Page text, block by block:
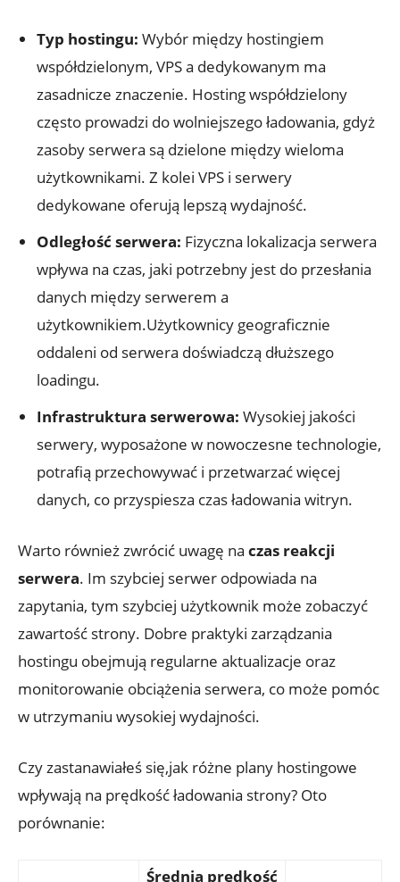
Typ hostingu: Wybór między hostingiem
współdzielonym, VPS a dedykowanym ma
zasadnicze znaczenie. Hosting współdzielony
często prowadzi do wolniejszego ładowania, gdyż
zasoby serwera są dzielone między wieloma
użytkownikami. Z kolei VPS i serwery
dedykowane oferują lepszą wydajność.
Odległość serwera: Fizyczna lokalizacja serwera
wpływa na czas, jaki potrzebny jest do przesłania
danych między serwerem a
użytkownikiem.Użytkownicy geograficznie
oddaleni od serwera doświadczą dłuższego
loadingu.
Infrastruktura serwerowa: Wysokiej jakości
serwery, wyposażone w nowoczesne technologie,
potrafią przechowywać i przetwarzać więcej
danych, co przyspiesza czas ładowania witryn.
Warto również zwrócić uwagę na czas reakcji
serwera. Im szybciej serwer odpowiada na
zapytania, tym szybciej użytkownik może zobaczyć
zawartość strony. Dobre praktyki zarządzania
hostingu obejmują regularne aktualizacje oraz
monitorowanie obciążenia serwera, co może pomóc
w utrzymaniu wysokiej wydajności.
Czy zastanawiałeś się,jak różne plany hostingowe
wpływają na prędkość ładowania strony? Oto
porównanie:
Średnia prędkość